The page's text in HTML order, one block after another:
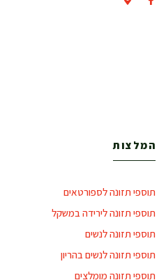
המלצות
תוספי תזונה לספורטאים
תוספי תזונה לירידה במשקל
תוספי תזונה לנשים
תוספי תזונה לנשים בהריון
תוספי תזונה מומלצים